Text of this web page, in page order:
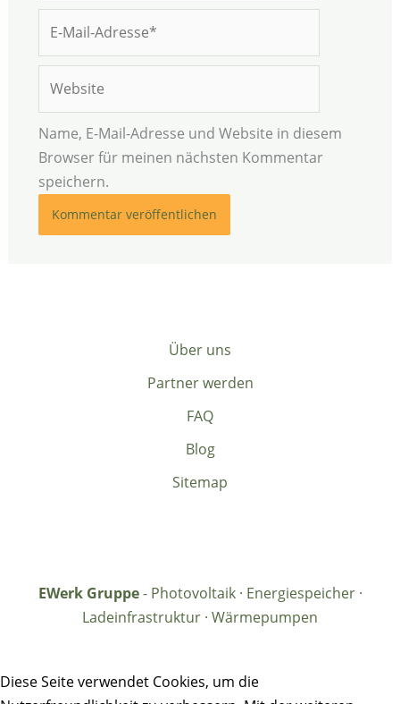
Mail-
Adresse*
Name, E-Mail-Adresse und Website in diesem
Browser für meinen nächsten Kommentar
speichern.
Über uns
Partner werden
FAQ
Blog
Sitemap
EWerk Gruppe- Photovoltaik · Energiespeicher ·
Ladeinfrastruktur · Wärmepumpen
Diese Seite verwendet Cookies, um die